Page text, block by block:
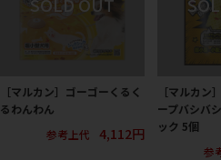
［マルカン］ゴーゴーくるく
るわんわん
参考上代
4,112円
［マルカン
ープバシバ
ック 5個
参